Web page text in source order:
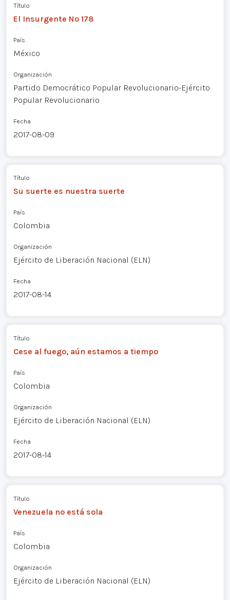
Título
El Insurgente Nº 178
País
México
Organización
Partido Democrático Popular Revolucionario-Ejército
Popular Revolucionario
Fecha
2017-08-09
Título
Su suerte es nuestra suerte
País
Colombia
Organización
Ejército de Liberación Nacional (ELN)
Fecha
2017-08-14
Título
Cese al fuego, aún estamos a tiempo
País
Colombia
Organización
Ejército de Liberación Nacional (ELN)
Fecha
2017-08-14
Título
Venezuela no está sola
País
Colombia
Organización
Ejército de Liberación Nacional (ELN)